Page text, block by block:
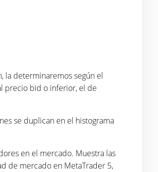
la determinaremos según el
precio bid o inferior, el de
se duplican en el histograma
en el mercado. Muestra las
de mercado en MetaTrader 5,